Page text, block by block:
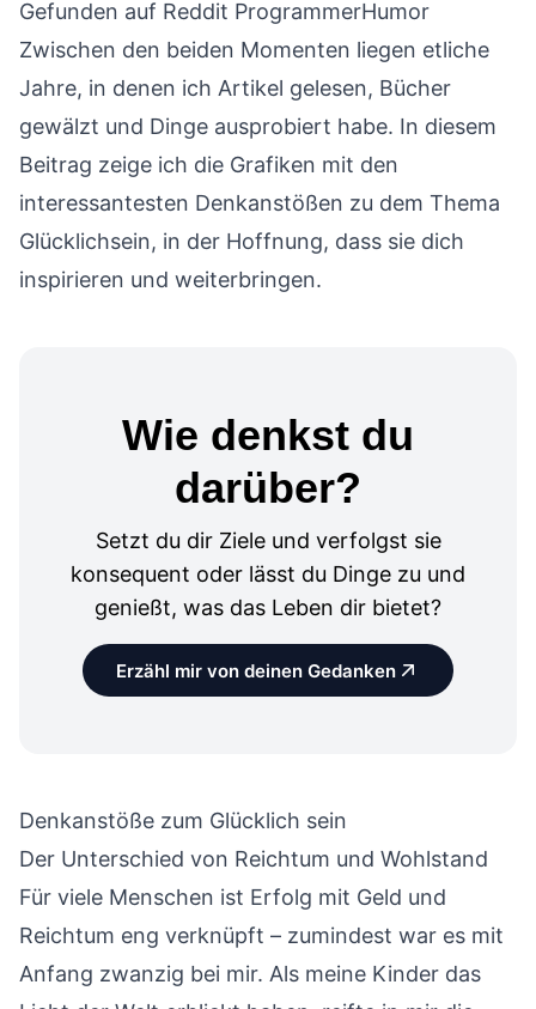
Gefunden auf Reddit ProgrammerHumor
Zwischen den beiden Momenten liegen etliche
Jahre, in denen ich Artikel gelesen, Bücher
gewälzt und Dinge ausprobiert habe. In diesem
Beitrag zeige ich die Grafiken mit den
interessantesten Denkanstößen zu dem Thema
Glücklichsein, in der Hoffnung, dass sie dich
inspirieren und weiterbringen.
Wie denkst du
darüber?
Setzt du dir Ziele und verfolgst sie
konsequent oder lässt du Dinge zu und
genießt, was das Leben dir bietet?
Erzähl mir von deinen Gedanken
Denkanstöße zum Glücklich sein
Der Unterschied von Reichtum und Wohlstand
Für viele Menschen ist Erfolg mit Geld und
Reichtum eng verknüpft – zumindest war es mit
Anfang zwanzig bei mir. Als meine Kinder das